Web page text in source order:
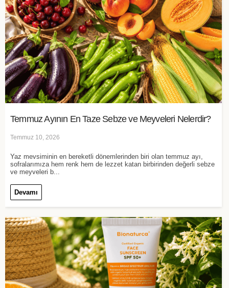
Temmuz Ayının En Taze Sebze ve Meyveleri Nelerdir?
Temmuz 10, 2026
Yaz mevsiminin en bereketli dönemlerinden biri olan temmuz ayı,
sofralarımıza hem renk hem de lezzet katan birbirinden değerli sebze
ve meyveleri b...
Devamı